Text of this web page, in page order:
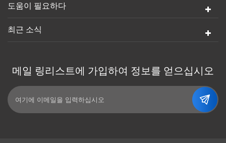
도움이 필요하다
최근 소식
메일 링리스트에 가입하여 정보를 얻으십시오